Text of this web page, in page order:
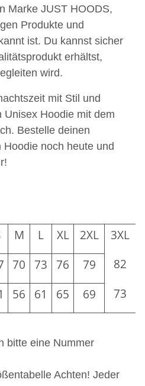
Marke JUST HOODS,
Produkte und
ist. Du kannst sicher
erhältst,
wird.
mit Stil und
Unisex Hoodie mit dem
Bestelle deinen
noch heute und
M L XL 2XL 3XL
70 73 76 79 82
56 61 65 69 73
bitte eine Nummer
Achten! Jeder